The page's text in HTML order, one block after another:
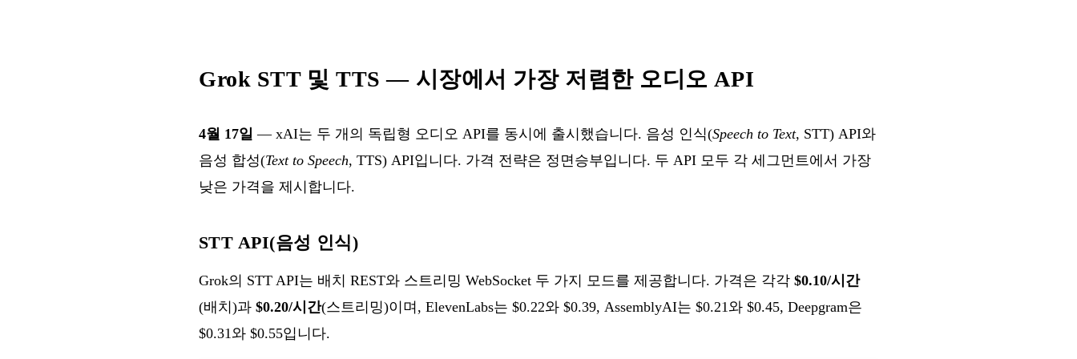
Grok STT 및 TTS — 시장에서 가장 저렴한 오디오 API
4월 17일 — xAI는 두 개의 독립형 오디오 API를 동시에 출시했습니다. 음성 인식(Speech to Text, STT) API와
음성 합성(Text to Speech, TTS) API입니다. 가격 전략은 정면승부입니다. 두 API 모두 각 세그먼트에서 가장
낮은 가격을 제시합니다.
STT API(음성 인식)
Grok의 STT API는 배치 REST와 스트리밍 WebSocket 두 가지 모드를 제공합니다. 가격은 각각 $0.10/시간
(배치)과 $0.20/시간(스트리밍)이며, ElevenLabs는 $0.22와 $0.39, AssemblyAI는 $0.21와 $0.45, Deepgram은
$0.31와 $0.55입니다.